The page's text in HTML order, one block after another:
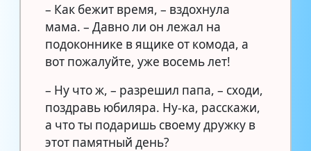
– Как бежит время, – вздохнула
мама. – Давно ли он лежал на
подоконнике в ящике от комода, а
вот пожалуйте, уже восемь лет!
– Ну что ж, – разрешил папа, – сходи,
поздравь юбиляра. Ну-ка, расскажи,
а что ты подаришь своему дружку в
этот памятный день?